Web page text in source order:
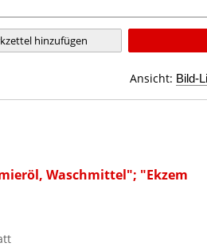
hinzufügen
Ansicht:
Waschmittel"; "Ekzem